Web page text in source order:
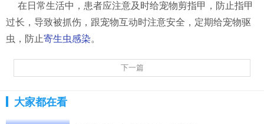
在日常生活中，患者应注意及时给宠物剪指甲，防止指甲
过长，导致被抓伤，跟宠物互动时注意安全，定期给宠物驱
虫，防止寄生虫感染。
下一篇
大家都在看